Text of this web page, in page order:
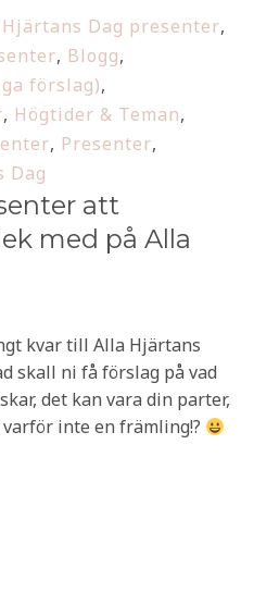
Dag presenter,
, Blogg,
förslag),
, Högtider & Teman,
, Presenter,
Dag
att
med på Alla
kvar till Alla Hjärtans
skall ni få förslag på vad
det kan vara din parter,
inte en främling!?